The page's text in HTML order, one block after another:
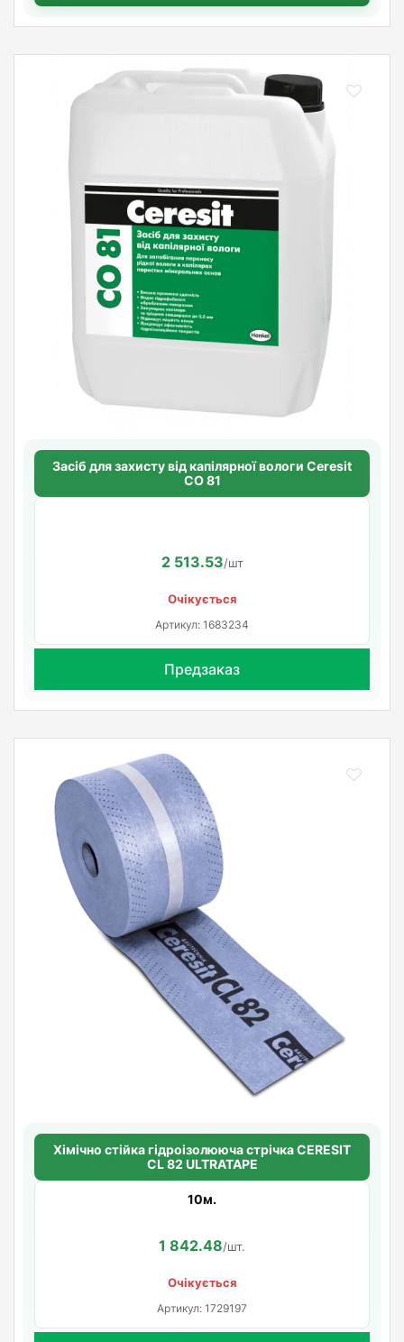
Засіб для захисту від капілярної вологи Ceresit
CO 81
2 513.53/шт
Очікується
Артикул: 1683234
Предзаказ
Хімічно стійка гідроізолююча стрічка CERESIT
CL 82 ULTRATAPE
10м.
1 842.48/шт.
Очікується
Артикул: 1729197